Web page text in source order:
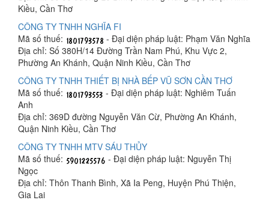
Kiều, Cần Thơ
CÔNG TY TNHH NGHĨA FI
Mã số thuế:
- Đại diện pháp luật: Phạm Văn Nghĩa
Địa chỉ: Số 380H/14 Đường Trần Nam Phú, Khu Vực 2,
Phường An Khánh, Quận Ninh Kiều, Cần Thơ
CÔNG TY TNHH THIẾT BỊ NHÀ BẾP VŨ SƠN CẦN THƠ
Mã số thuế:
- Đại diện pháp luật: Nghiêm Tuấn
Anh
Địa chỉ: 369D đường Nguyễn Văn Cừ, Phường An Khánh,
Quận Ninh Kiều, Cần Thơ
CÔNG TY TNHH MTV SÁU THỦY
Mã số thuế:
- Đại diện pháp luật: Nguyễn Thị
Ngọc
Địa chỉ: Thôn Thanh Bình, Xã Ia Peng, Huyện Phú Thiện,
Gia Lai